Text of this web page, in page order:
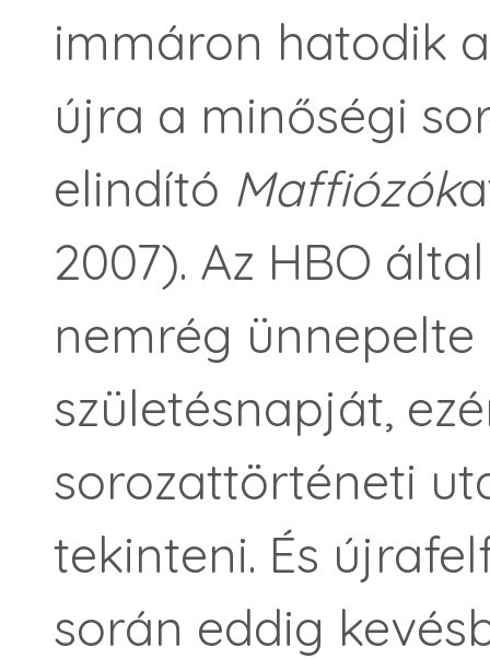
immáron hatodik
újra a minőségi
elindító Maffiózók
2007). Az HBO
nemrég ünnepelte
születésnapját,
sorozattörténeti
tekinteni. És
során eddig